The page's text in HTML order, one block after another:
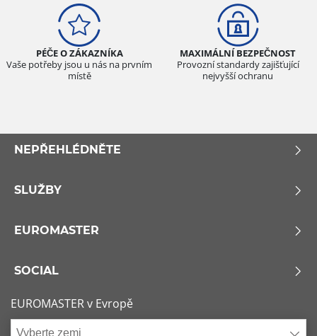
PÉČE O ZÁKAZNÍKA
Vaše potřeby jsou u nás na prvním
místě
MAXIMÁLNÍ BEZPEČNOST
Provozní standardy zajišťující
nejvyšší ochranu
NEPŘEHLÉDNĚTE
SLUŽBY
EUROMASTER
SOCIAL
EUROMASTER v Evropě
Vyberte zemi